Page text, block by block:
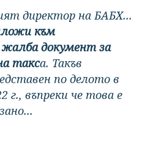
директор на БАБХ...
към
документ за
такса. Такъв
по делото в
г., въпреки че това е